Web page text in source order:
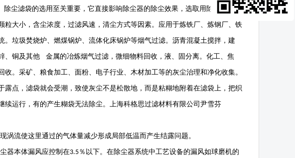
尘滤袋的选用至关重要，它直接影响除尘器的除尘效果，选取用除尘滤袋从
大小，含尘浓度，过滤风速，清尘方式等因素。应用于炼铁厂、炼钢厂、铁
垃圾焚烧炉、燃煤锅炉、流体化床锅炉等烟气过滤。沥青混凝土搅拌，建
、铜及其他 金属的冶炼烟气过滤，微细物料回收，液、固分离。化工、焦
。采矿、粮食加工、面粉、电子行业、木材加工等的灰尘治理和净化收集。
露点，滤袋就会受潮，致使灰尘不是松散地，而是粘糊地附着在滤袋上，把织
运行，有的产生糊袋无法除尘。上海科格思过滤材料有限公司尹雪芬
涡流使这里通过的气体量减少形成局部低温而产生结露问题。
器本体漏风应控制在3.5％以下。在除尘器系统中工艺设备的漏风如球磨机的